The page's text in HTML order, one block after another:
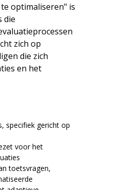
optimaliseren" is
die
zich op
die zich
en het
specifiek gericht op
voor het
toetsvragen,